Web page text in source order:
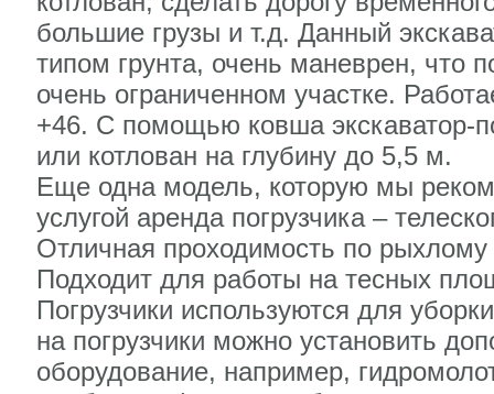
большие грузы и т.д. Данный
типом грунта, очень маневрен, что
очень ограниченном участке.
+46. С помощью ковша экскаватор-
или котлован на глубину до 5,5 м.
Еще одна модель, которую мы
услугой аренда погрузчика –
Отличная проходимость по
Подходит для работы на тесных
Погрузчики используются для
на погрузчики можно установить
оборудование, например,